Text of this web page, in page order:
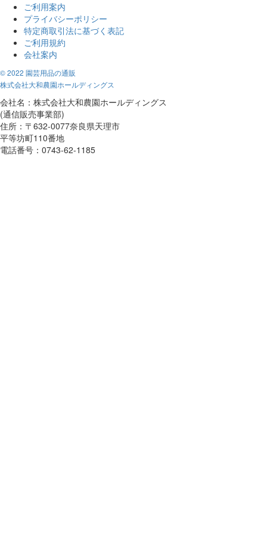
ご利用案内
プライバシーポリシー
特定商取引法に基づく表記
ご利用規約
会社案内
© 2022 園芸用品の通販
株式会社大和農園ホールディングス
会社名：株式会社大和農園ホールディングス
(通信販売事業部)
住所：〒632-0077奈良県天理市
平等坊町110番地
電話番号：0743-62-1185